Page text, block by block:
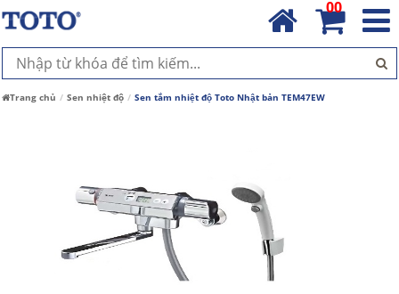
00
Trang chủ Sen nhiệt độ Sen tắm nhiệt độ Toto Nhật bản TEM47EW